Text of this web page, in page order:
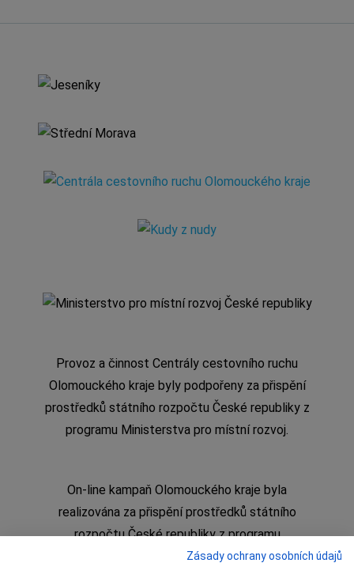
Provoz a činnost Centrály cestovního ruchu
Olomouckého kraje byly podpořeny za přispění
prostředků státního rozpočtu České republiky z
programu Ministerstva pro místní rozvoj.
On-line kampaň Olomouckého kraje byla
realizována za přispění prostředků státního
rozpočtu České republiky z programu
Ministerstva pro místní rozvojZásady ochrany osobních údajů